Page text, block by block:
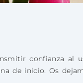
confianza
de inicio. Os